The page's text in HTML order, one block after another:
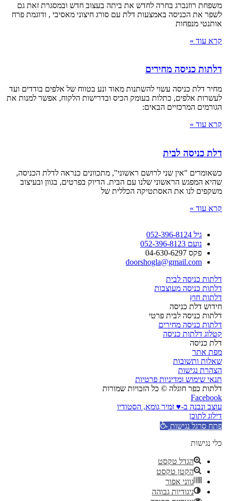
משפחת רוזנברג בחרה לחדש את ביתה בעצוב חדש ובמסגרת זאת גם
לשפר את הכניסה באמצעות דלת עם סורג חיצוני מאסיבי , ודוגמת פרח
אותנטי מנפחות
קרא עוד »
דלתות כניסה מחירים
מחיר דלת כניסה עשוי להשתנות מאוד ונע בטווח של אלפים בודדים ועד
לעשרות אלפים, כתלות בעומק הכיס ובדרישות הלקוח, אפשר למנות את
הגורמים המרכזיים הבאים:
קרא עוד »
דלת כניסה לבית
כשאומרים "אין שני לרושם ראשוני", מתכוונים כנראה לדלת הכניסה,
שהיא המפגש הראשוני שלנו עם הבית. הדיוק בפרטים, בגוון ובעיצוב
משקפים לנו את האסתטיקה הכללית של
קרא עוד »
גיל 052-396-8124
נועם 052-396-8123
פקס 04-630-6297
doorshogla@gmail.com
דלתות כניסה לבית
דלתות כניסה מעוצבות
דלתות חוץ
חידוש דלת כניסה
דלתות כניסה לבית פרטי
דלתות כניסה מחירים
קטלוג דלתות כניסה
דלת כניסה
מפת אתר
שאלות ותשובות
הצהרת נגישות
תנאי שימוש ומדיניות פרטיות
דלתות כפר חוגלה © כל הזכויות שמורות
Facebook
עוצב ונבנה ב-♥︎ זמיר גומא, הסטודיו
דילוג לתוכן
פתח סרגל נגישות
כלי נגישות
הגדל טקסט
הקטן טקסט
גווני אפור
ניגודיות גבוהה